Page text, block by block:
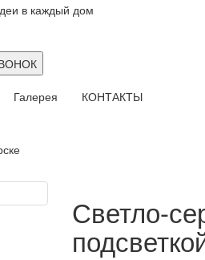
в каждый дом
Галерея КОНТАКТЫ
Светло-